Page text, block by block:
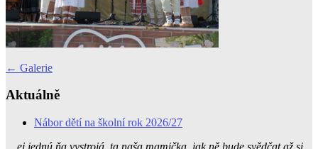
Post
← Galerie
Aktuálně
Nábor dětí na školní rok 2026/27
... ej jednú ňa vystrojá, ta naša mamička, jak ně bude svědčat až si